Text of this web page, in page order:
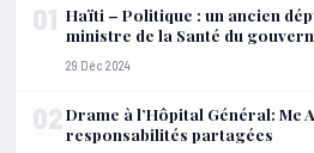
01 Haïti – Politique : un ancien
ministre de la Santé du
29 Déc 2024
02Drame à l’Hôpital Général: Me
responsabilités partagées